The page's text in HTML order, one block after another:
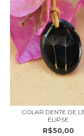
COLAR DENTE DE
ELIPSE
R$50,00